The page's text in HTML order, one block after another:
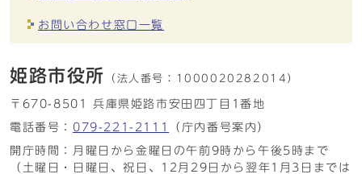
お問い合わせ窓口一覧
姫路市役所 （法人番号： 1000020282014）
〒670-8501 兵庫県姫路市安田四丁目1番地
電話番号： 079-221-2111
（庁内番号案内）
開庁時間：月曜日から金曜日の午前9時から午後5時まで
（土曜日・日曜日、祝日、12月29日から翌年1月3日までは